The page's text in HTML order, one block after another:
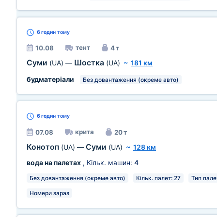
6 годин тому
10.08 тент 4 т
Суми (UA) — Шостка (UA) ~ 181 км
будматеріали
Без довантаження (окреме авто)
6 годин тому
07.08 крита 20 т
Конотоп (UA) — Суми (UA) ~ 128 км
вода на палетах , Кільк. машин: 4
Без довантаження (окреме авто) Кільк. палет: 27 Тип
Номери зараз